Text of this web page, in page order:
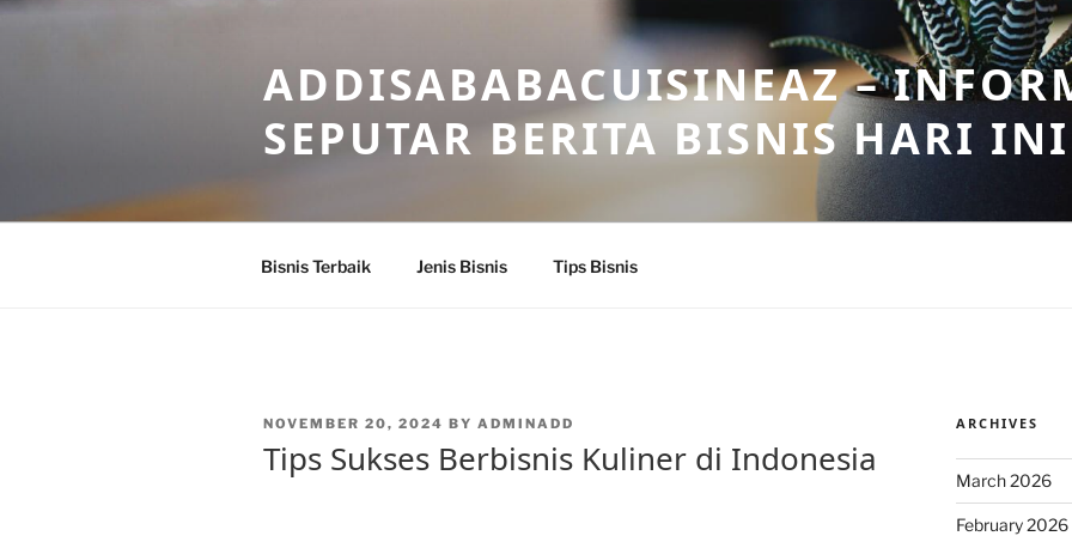
Skip
ADDISABABACUISINEAZ –
SEPUTAR BERITA BISNIS HARI INI
Bisnis Terbaik Jenis Bisnis Tips Bisnis
POSTED
NOVEMBER 20, 2024 BY ADMINADD
Tips Sukses Berbisnis Kuliner di Indonesia
ARCHIVES
March 2026
February 2026